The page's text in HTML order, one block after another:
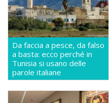
Da faccia a pesce, da falso
a basta: ecco perché in
Tunisia si usano delle
parole italiane